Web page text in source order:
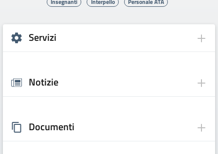
Servizi
Notizie
Documenti